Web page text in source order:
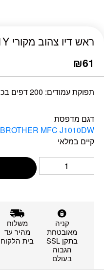
ראש דיו צהוב מקורי Brother LC421Y
₪61
תפוקת עמודים: 200 דפים בכיסוי של 5%
דגם מדפסת
BROTHER MFC J1010DW
קיים במלאי
קניה
מאובטחת
בתקן SSL
הגבוה
בעולם
משלוח
מהיר עד
בית הלקוח